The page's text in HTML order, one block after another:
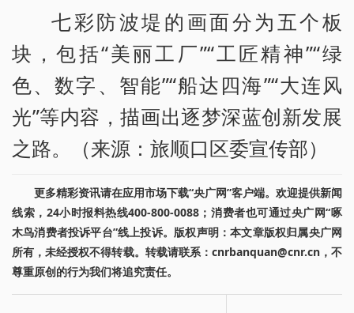
七彩防波堤的画面分为五个板
块，包括“美丽工厂”“工匠精神”“绿
色、数字、智能”“船达四海”“大连风
光”等内容，描画出逐梦深蓝创新发展
之路。（来源：旅顺口区委宣传部）
更多精彩资讯请在应用市场下载“央广网”客户端。欢迎提供新闻
线索，24小时报料热线400-800-0088；消费者也可通过央广网“啄
木鸟消费者投诉平台”线上投诉。版权声明：本文章版权归属央广网
所有，未经授权不得转载。转载请联系：cnrbanquan@cnr.cn，不
尊重原创的行为我们将追究责任。